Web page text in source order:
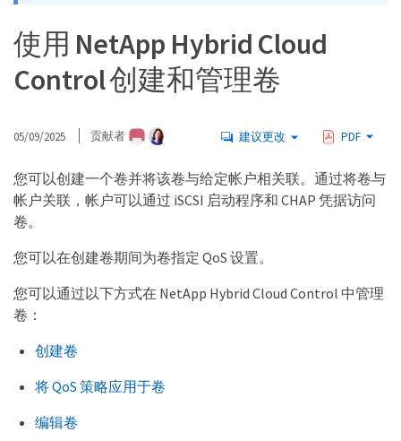
使用 NetApp Hybrid Cloud
Control 创建和管理卷
05/09/2025 贡献者 建议更改 PDF
您可以创建一个卷并将该卷与给定帐户相关联。通过将卷与
帐户关联，帐户可以通过 iSCSI 启动程序和 CHAP 凭据访问
卷。
您可以在创建卷期间为卷指定 QoS 设置。
您可以通过以下方式在 NetApp Hybrid Cloud Control 中管理
卷：
创建卷
将 QoS 策略应用于卷
编辑卷